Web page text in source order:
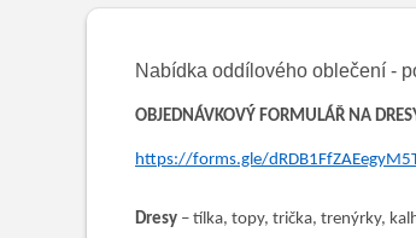
Nabídka oddílového oblečení -
OBJEDNÁVKOVÝ FORMULÁŘ NA
https://forms.gle/
Dresy – tílka, topy, trička, trenýrky,